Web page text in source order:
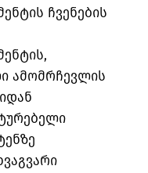
ჩვენების
ამომრჩევლის